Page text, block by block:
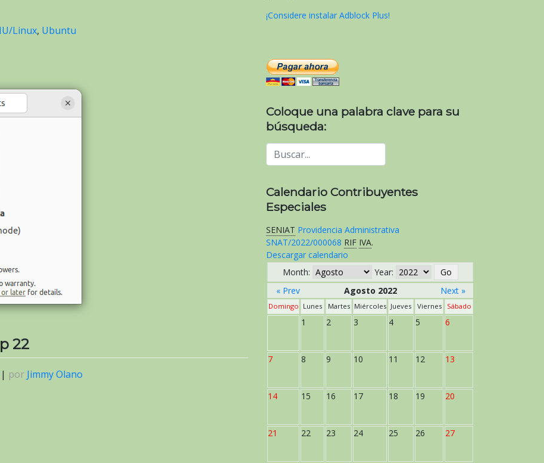
Linux, Ubuntu
22
| por Jimmy Olano
¡Considere instalar Adblock Plus!
Coloque una palabra clave para su
búsqueda:
Calendario Contribuyentes
Especiales
SENIAT Providencia Administrativa
SNAT/2022/000068 RIF IVA.
Descargar calendario
Month:
Year:
« Prev
Agosto 2022 Next »
Domingo Lunes Martes Miércoles Jueves Viernes Sábado
1 2 3 4 5 6
7 8 9 10 11 12 13
14 15 16 17 18 19 20
21 22 23 24 25 26 27